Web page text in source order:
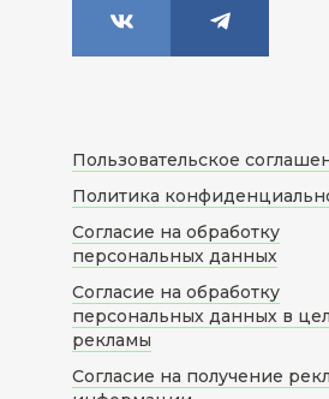
Пользовательское
Политика
Согласие на обработку
персональных данных
Согласие на обработку
персональных данных в
рекламы
Согласие на получение